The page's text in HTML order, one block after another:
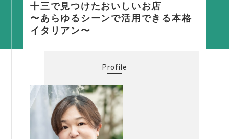
活動内容
全国行事
同友会の地域づくり
十三で見つけたおいしいお店
〜あらゆるシーンで活用できる本格
イタリアン〜
Profile